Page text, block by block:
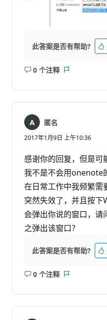
此答案是否有帮助?
0 个注释
无
匿名
2017年1月9日 上午10:36
感谢你的回复，但是可
我不是不会用onenote
在日常工作中我频繁需
突然失效了，并且按
会弹出你说的窗口，请
之弹出该窗口？
此答案是否有帮助?
0 个注释
无